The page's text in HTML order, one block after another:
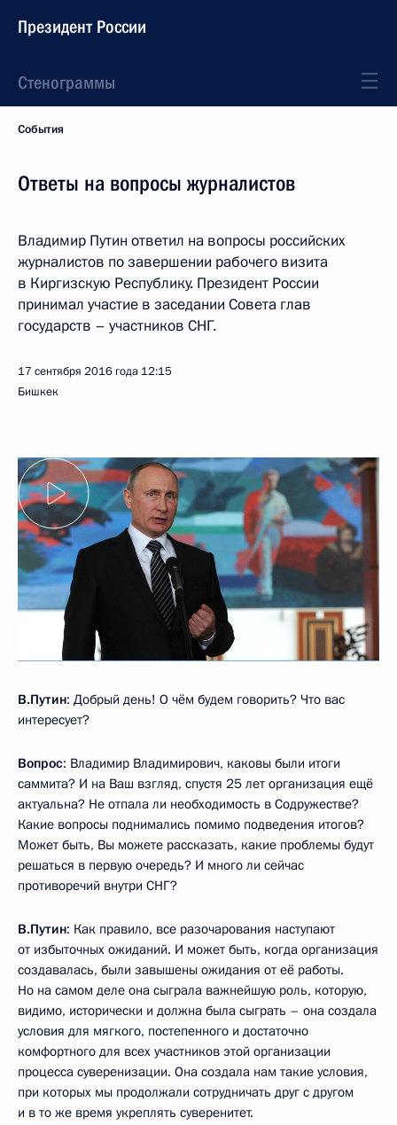
Президент России
Стенограммы
События
Ответы на вопросы журналистов
Владимир Путин ответил на вопросы российских
журналистов по завершении рабочего визита
в Киргизскую Республику. Президент России
принимал участие в заседании Совета глав
государств – участников СНГ.
17 сентября 2016 года 12:15
Бишкек
В.Путин: Добрый день! О чём будем говорить? Что вас
интересует?
Вопрос: Владимир Владимирович, каковы были итоги
саммита? И на Ваш взгляд, спустя 25 лет организация ещё
актуальна? Не отпала ли необходимость в Содружестве?
Какие вопросы поднимались помимо подведения итогов?
Может быть, Вы можете рассказать, какие проблемы будут
решаться в первую очередь? И много ли сейчас
противоречий внутри СНГ?
В.Путин: Как правило, все разочарования наступают
от избыточных ожиданий. И может быть, когда организация
создавалась, были завышены ожидания от её работы.
Но на самом деле она сыграла важнейшую роль, которую,
видимо, исторически и должна была сыграть – она создала
условия для мягкого, постепенного и достаточно
комфортного для всех участников этой организации
процесса суверенизации. Она создала нам такие условия,
при которых мы продолжали сотрудничать друг с другом
и в то же время укреплять суверенитет.